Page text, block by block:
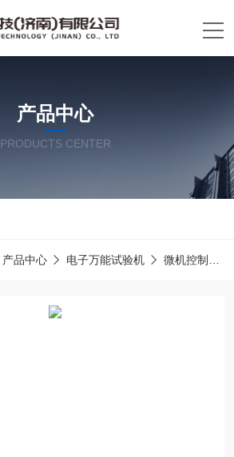
产品中心
PRODUCTS CENTER
产品中心 电子万能试验机 微机控制电子万能试验机